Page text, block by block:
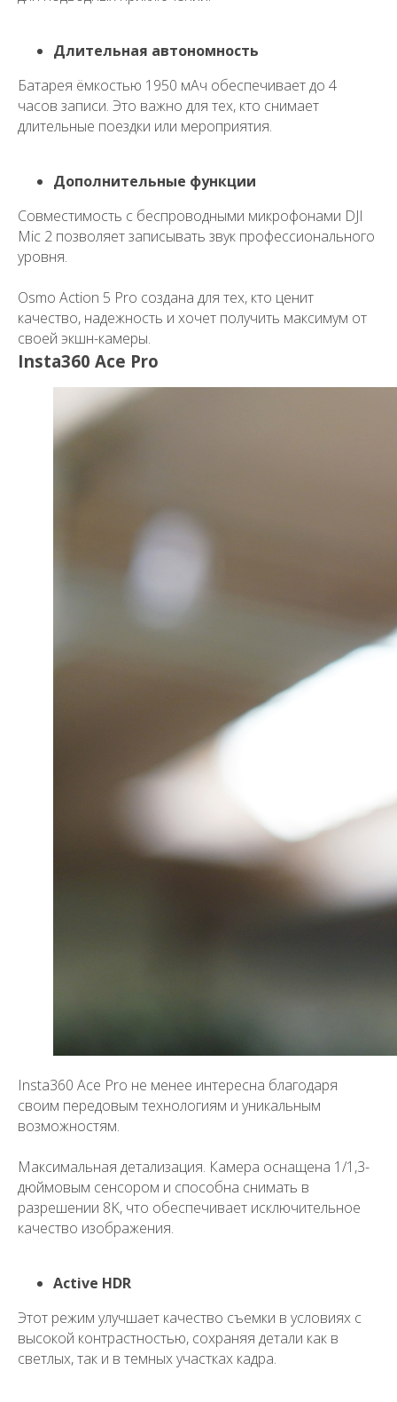
Длительная автономность
Батарея ёмкостью 1950 мАч обеспечивает до 4
часов записи. Это важно для тех, кто снимает
длительные поездки или мероприятия.
Дополнительные функции
Совместимость с беспроводными микрофонами DJI
Mic 2 позволяет записывать звук профессионального
уровня.
Osmo Action 5 Pro создана для тех, кто ценит
качество, надежность и хочет получить максимум от
своей экшн-камеры.
Insta360 Ace Pro
Insta360 Ace Pro не менее интересна благодаря
своим передовым технологиям и уникальным
возможностям.
Максимальная детализация. Камера оснащена 1/1,3-
дюймовым сенсором и способна снимать в
разрешении 8K, что обеспечивает исключительное
качество изображения.
Active HDR
Этот режим улучшает качество съемки в условиях с
высокой контрастностью, сохраняя детали как в
светлых, так и в темных участках кадра.
Политика конфиденциальности
+7 (495) 211-11-07
5.0
Рейтинг организации в Яндекс